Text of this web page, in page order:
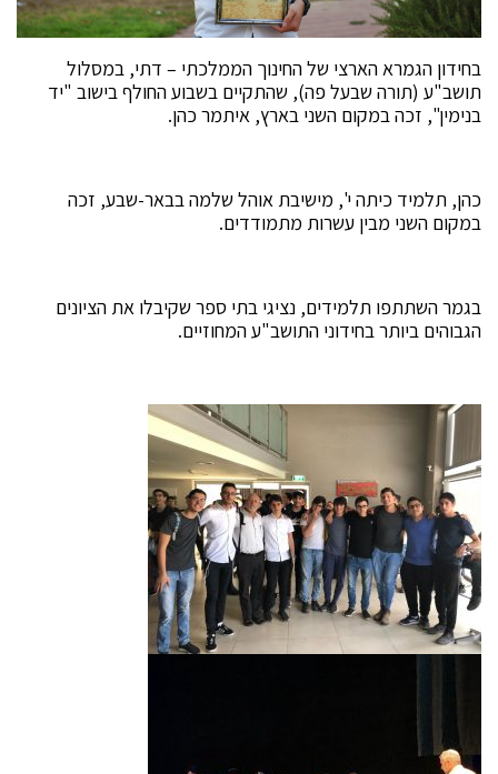
בחידון הגמרא הארצי של החינוך הממלכתי – דתי, במסלול
תושב"ע (תורה שבעל פה), שהתקיים בשבוע החולף בישוב "יד
בנימין", זכה במקום השני בארץ, איתמר כהן.
כהן, תלמיד כיתה י', מישיבת אוהל שלמה בבאר-שבע, זכה
במקום השני מבין עשרות מתמודדים.
בגמר השתתפו תלמידים, נציגי בתי ספר שקיבלו את הציונים
הגבוהים ביותר בחידוני התושב"ע המחוזיים.